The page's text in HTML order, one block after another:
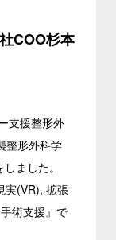
COO杉本
支援整形外
整形外科学
ました。
実(VR), 拡張
術支援』で